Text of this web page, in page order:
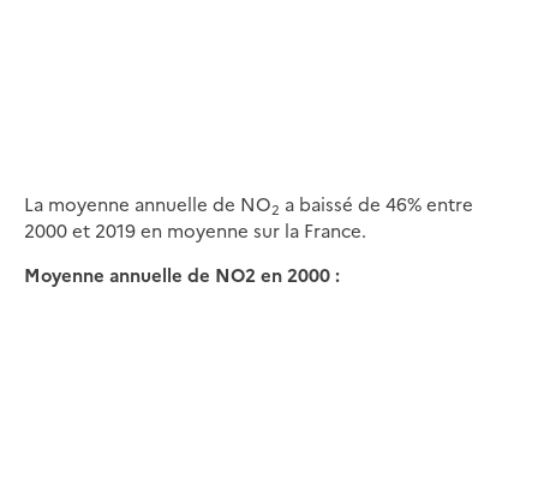
La moyenne annuelle de NO2 a baissé de 46% entre
2000 et 2019 en moyenne sur la France.
Moyenne annuelle de NO2 en 2000 :